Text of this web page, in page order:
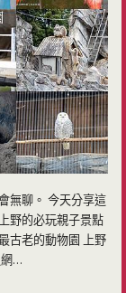
無聊。 今天分享這
野的必玩親子景點
古老的動物園 上野
網…